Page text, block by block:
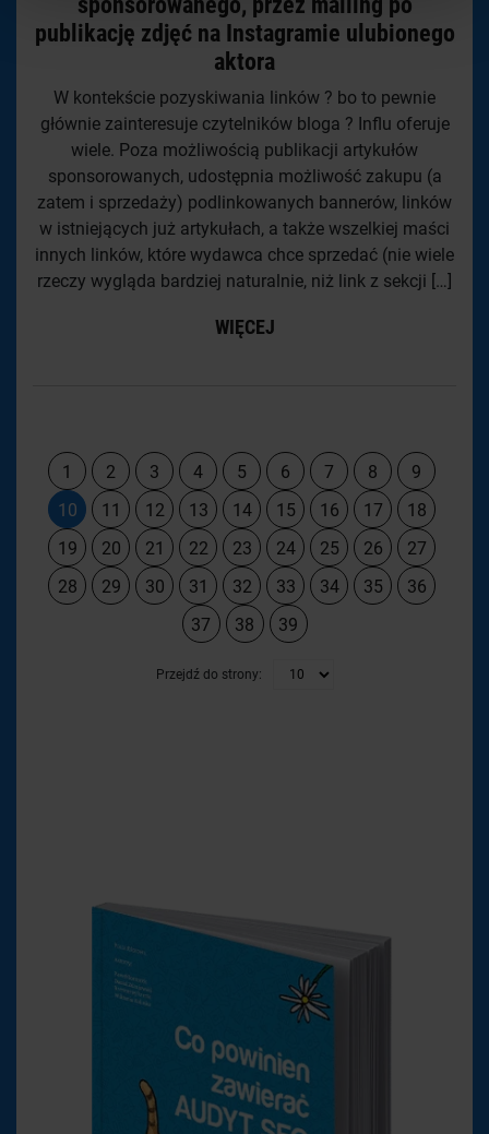
publikację zdjęć na Instagramie ulubionego
aktora
W kontekście pozyskiwania linków ? bo to pewnie
głównie zainteresuje czytelników bloga ? Influ oferuje
wiele. Poza możliwością publikacji artykułów
sponsorowanych, udostępnia możliwość zakupu (a
zatem i sprzedaży) podlinkowanych bannerów, linków
w istniejących już artykułach, a także wszelkiej maści
innych linków, które wydawca chce sprzedać (nie wiele
rzeczy wygląda bardziej naturalnie, niż link z sekcji […]
WIĘCEJ
1 2 3 4 5 6 7 8
9
10
11 12 13 14 15 16 17
18
19
20 21 22 23 24 25 26
27
28
29 30 31 32 33 34 35
36
37
38 39
Przejdź do strony: